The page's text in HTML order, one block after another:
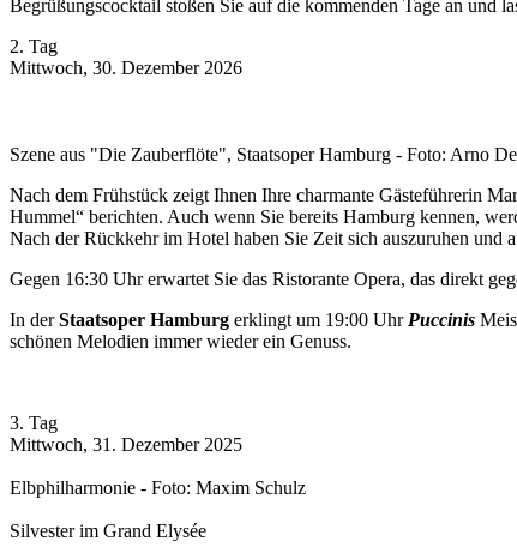
Begrüßungscocktail stoßen Sie auf die kommenden Tage an und
2. Tag
Mittwoch, 30. Dezember 2026
Szene aus "Die Zauberflöte", Staatsoper Hamburg - Foto: Arno
Nach dem Frühstück zeigt Ihnen Ihre charmante Gästeführerin
Hummel“ berichten. Auch wenn Sie bereits Hamburg kennen,
Nach der Rückkehr im Hotel haben Sie Zeit sich auszuruhen und
Gegen 16:30 Uhr erwartet Sie das Ristorante Opera, das direkt
In derStaatsoper Hamburg erklingt um 19:00 UhrPuccinis
schönen Melodien immer wieder ein Genuss.
3. Tag
Mittwoch, 31. Dezember 2025
Elbphilharmonie - Foto: Maxim Schulz
Silvester im Grand Elysée